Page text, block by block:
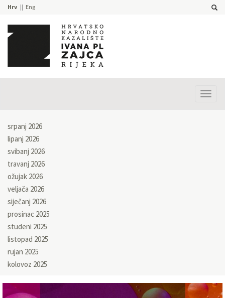
Hrv Eng
srpanj 2026
lipanj 2026
svibanj 2026
travanj 2026
ožujak 2026
veljača 2026
siječanj 2026
prosinac 2025
studeni 2025
listopad 2025
rujan 2025
kolovoz 2025